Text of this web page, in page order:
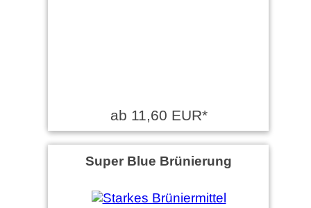
ab 11,60 EUR*
Super Blue Brünierung